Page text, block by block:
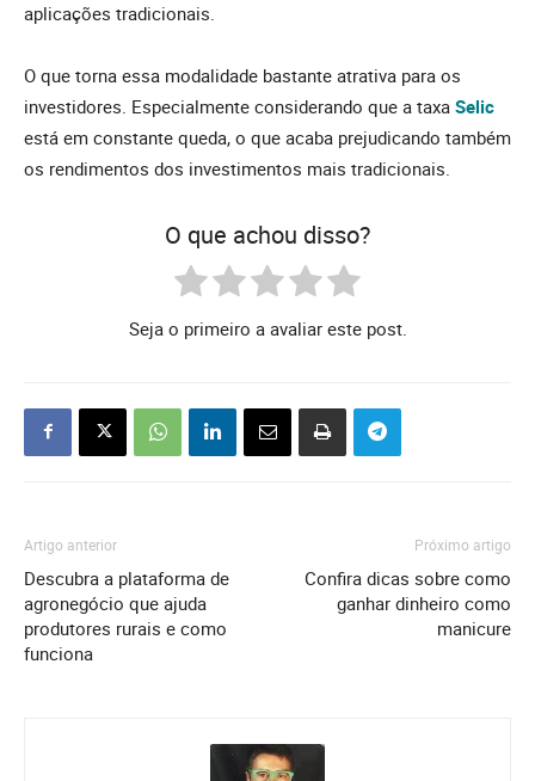
aplicações tradicionais.
O que torna essa modalidade bastante atrativa para os
investidores. Especialmente considerando que a taxa Selic
está em constante queda, o que acaba prejudicando também
os rendimentos dos investimentos mais tradicionais.
O que achou disso?
Seja o primeiro a avaliar este post.
Artigo anterior
Descubra a plataforma de
agronegócio que ajuda
produtores rurais e como
funciona
Próximo artigo
Confira dicas sobre como
ganhar dinheiro como
manicure